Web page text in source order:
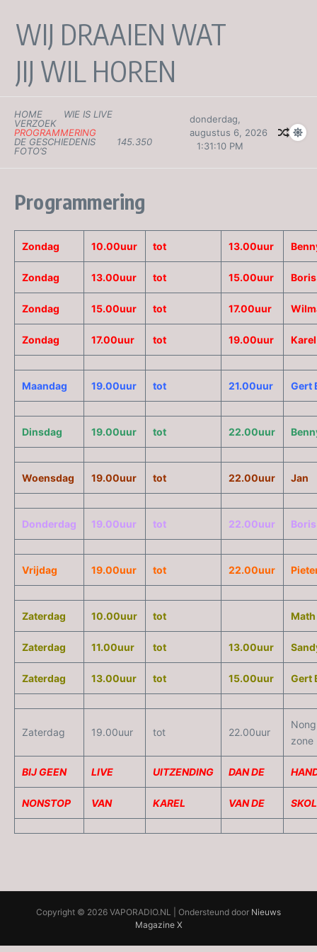
WIJ DRAAIEN WAT
JIJ WIL HOREN
HOME
WIE IS LIVE
VERZOEK
PROGRAMMERING
DE GESCHIEDENIS
145.350
FOTO’S
donderdag,
augustus 6, 2026
1:31:10 PM
Programmering
Zondag 10.00uur tot 13.00uur
Zondag 13.00uur tot 15.00uur Boris
Zondag 15.00uur tot 17.00uur
Zondag 17.00uur tot 19.00uur
Maandag 19.00uur tot 21.00uur Gert
Dinsdag 19.00uur tot 22.00uur
Woensdag 19.00uur tot 22.00uur Jan
Donderdag 19.00uur tot 22.00uur Boris
Vrijdag 19.00uur tot 22.00uur
Zaterdag 10.00uur tot Math
Zaterdag 11.00uur tot 13.00uur
Zaterdag 13.00uur tot 15.00uur Gert
Zaterdag 19.00uur tot 22.00uur
zone
BIJ GEEN LIVE UITZENDING DAN DE
NONSTOP VAN KAREL VAN DE
Copyright © 2026 VAPORADIO.NL | Ondersteund door Nieuws
Magazine X